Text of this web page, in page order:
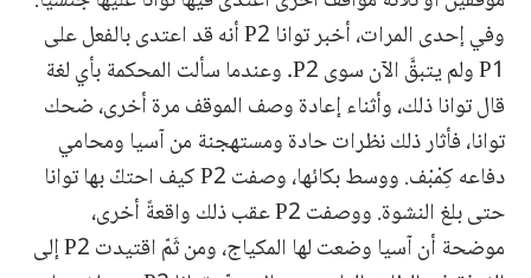
وفي إحدى المرات، أخبر توانا P2 أنه قد اعتدى بالفعل على
P1 ولم يتبقَّ الآن سوى P2. وعندما سألت المحكمة بأي لغة
قال توانا ذلك، وأثناء إعادة وصف الموقف مرة أخرى، ضحك
توانا، فأثار ذلك نظرات حادة ومستهجنة من آسيا ومحامي
دفاعه كِمْبْف. ووسط بكائها، وصفت P2 كيف احتكّ بها توانا
حتى بلغ النشوة. ووصفت P2 عقب ذلك واقعةً أخرى،
موضحة أن آسيا وضعت لها المكياج، ومن ثَمّ اقتيدت P2 إلى